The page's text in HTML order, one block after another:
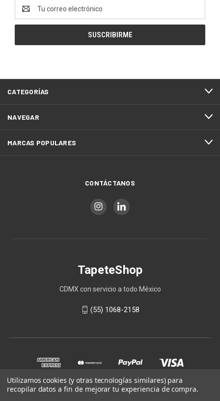
de
correo
CATEGORÍAS
NAVEGAR
MARCAS POPULARES
CONTÁCTANOS
TapeteShop
CDMX con servicio a todo México
(55) 1068-2158
Utilizamos cookies (y otras tecnologías similares) para
recopilar datos a fin de mejorar tu experiencia de compra.